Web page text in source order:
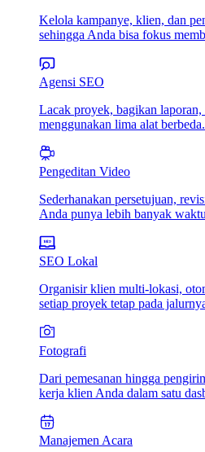
Kelola kampanye, klien, dan
sehingga Anda bisa fokus
Agensi SEO
Lacak proyek, bagikan
menggunakan lima alat berbeda.
Pengeditan Video
Sederhanakan persetujuan,
Anda punya lebih banyak
SEO Lokal
Organisir klien multi-lokasi,
setiap proyek tetap pada
Fotografi
Dari pemesanan hingga
kerja klien Anda dalam satu
Manajemen Acara